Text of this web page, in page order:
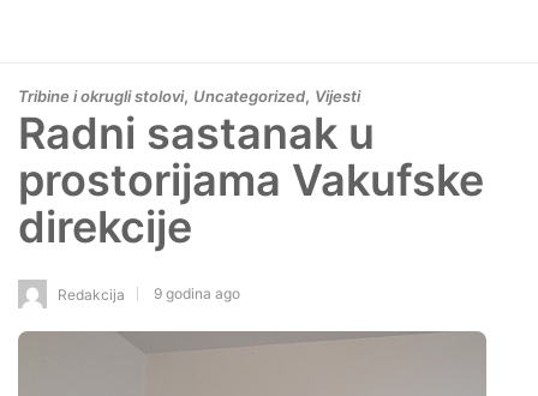
Tribine i okrugli stolovi, Uncategorized, Vijesti
Radni sastanak u
prostorijama Vakufske
direkcije
Redakcija 9 godina ago